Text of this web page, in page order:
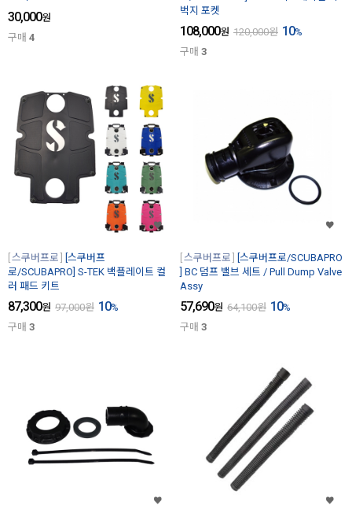
30,000원
구매 4
벅지 포켓
108,000원 120,000원 10%
구매 3
스쿠버프로
[스쿠버프
로/SCUBAPRO] S-TEK 백플레이트 컬
러 패드 키트
87,300원 97,000원 10%
구매 3
스쿠버프로
[스쿠버프로/SCUBAPRO
] BC 덤프 밸브 세트 / Pull Dump Valve
Assy
57,690원 64,100원 10%
구매 3